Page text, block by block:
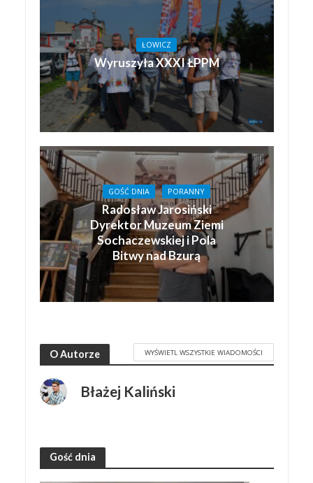
ŁOWICZ
Wyruszyła XXXI ŁPPM
GOŚĆ DNIA PORANNY
Radosław Jarosiński
Dyrektor Muzeum Ziemi
Sochaczewskiej i Pola
Bitwy nad Bzurą
O Autorze WYŚWIETL WSZYSTKIE WIADOMOŚCI
Błażej Kaliński
Gość dnia